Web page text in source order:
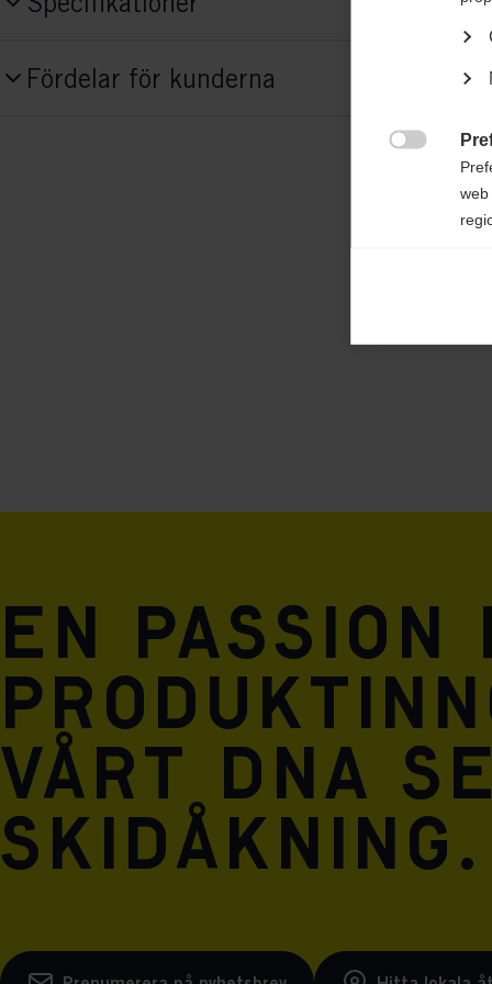
G80624
33% Modal / 33% Cotton / 31%
Fördelar för kunderna
En
vårt DNA
skidåkning.
web